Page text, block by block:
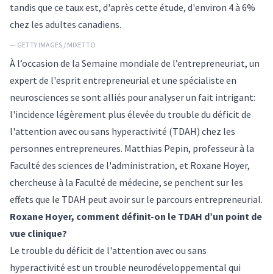
tandis que ce taux est, d'après cette étude, d'environ 4 à 6%
chez les adultes canadiens.
— GETTY IMAGES / MIXETTO
À l’occasion de la Semaine mondiale de l’entrepreneuriat, un
expert de l'esprit entrepreneurial et une spécialiste en
neurosciences se sont alliés pour analyser un fait intrigant:
l'incidence légèrement plus élevée du trouble du déficit de
l'attention avec ou sans hyperactivité (TDAH) chez les
personnes entrepreneures. Matthias Pepin, professeur à la
Faculté des sciences de l'administration, et Roxane Hoyer,
chercheuse à la Faculté de médecine, se penchent sur les
effets que le TDAH peut avoir sur le parcours entrepreneurial.
Roxane Hoyer, comment définit-on le TDAH d’un point de
vue clinique?
Le trouble du déficit de l'attention avec ou sans
hyperactivité est un trouble neurodéveloppemental qui